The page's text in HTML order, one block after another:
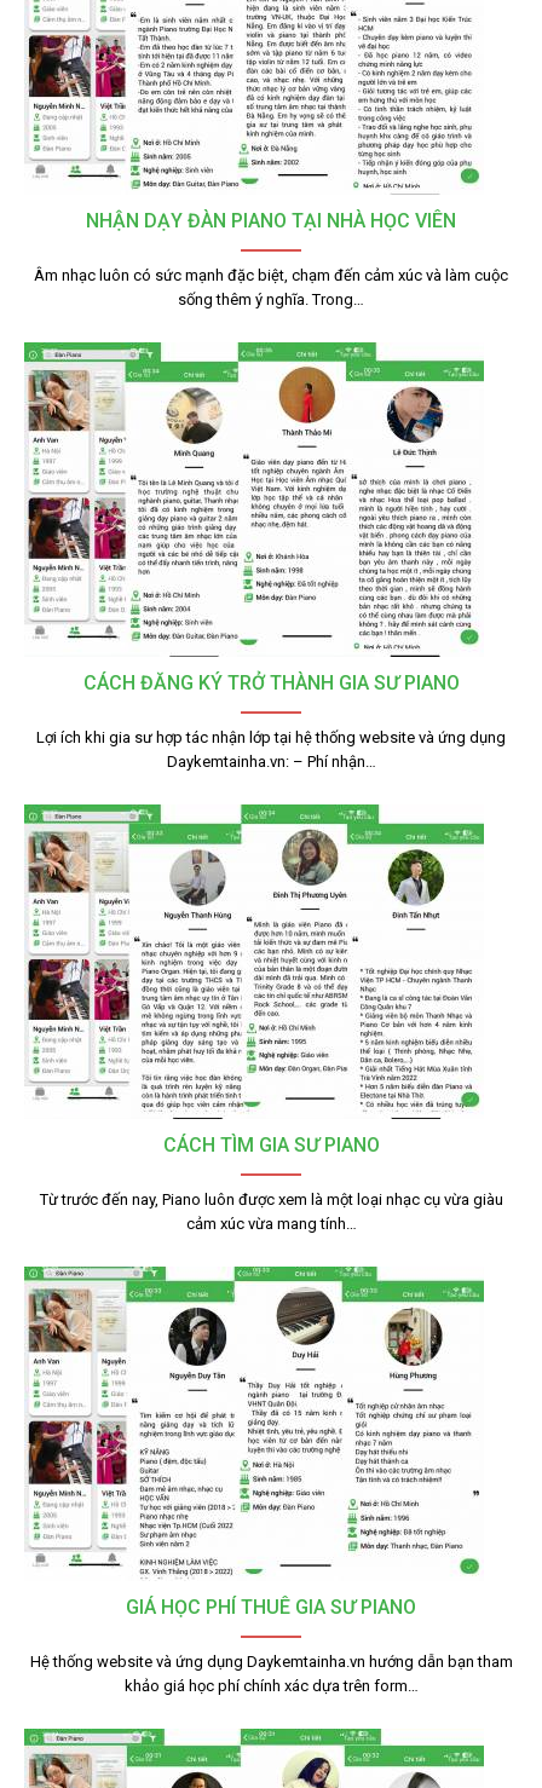
NHẬN DẠY ĐÀN PIANO TẠI NHÀ HỌC VIÊN
Âm nhạc luôn có sức mạnh đặc biệt, chạm đến cảm xúc và làm cuộc
sống thêm ý nghĩa. Trong…
CÁCH ĐĂNG KÝ TRỞ THÀNH GIA SƯ PIANO
Lợi ích khi gia sư hợp tác nhận lớp tại hệ thống website và ứng dụng
Daykemtainha.vn: – Phí nhận…
CÁCH TÌM GIA SƯ PIANO
Từ trước đến nay, Piano luôn được xem là một loại nhạc cụ vừa giàu
cảm xúc vừa mang tính…
GIÁ HỌC PHÍ THUÊ GIA SƯ PIANO
Hệ thống website và ứng dụng Daykemtainha.vn hướng dẫn bạn tham
khảo giá học phí chính xác dựa trên form…